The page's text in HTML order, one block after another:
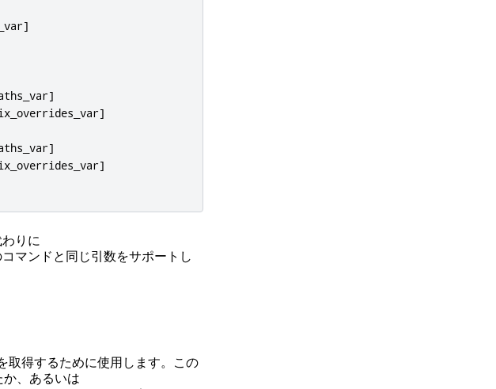
りに
マンドと同じ引数をサポートし
取得するために使用します。この
、あるいは